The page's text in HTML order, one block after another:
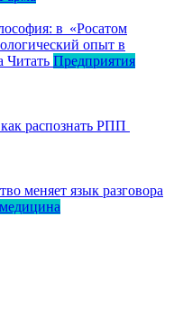
в «Росатом
опыт в
Читать Предприятия
распознать РПП
меняет язык разговора